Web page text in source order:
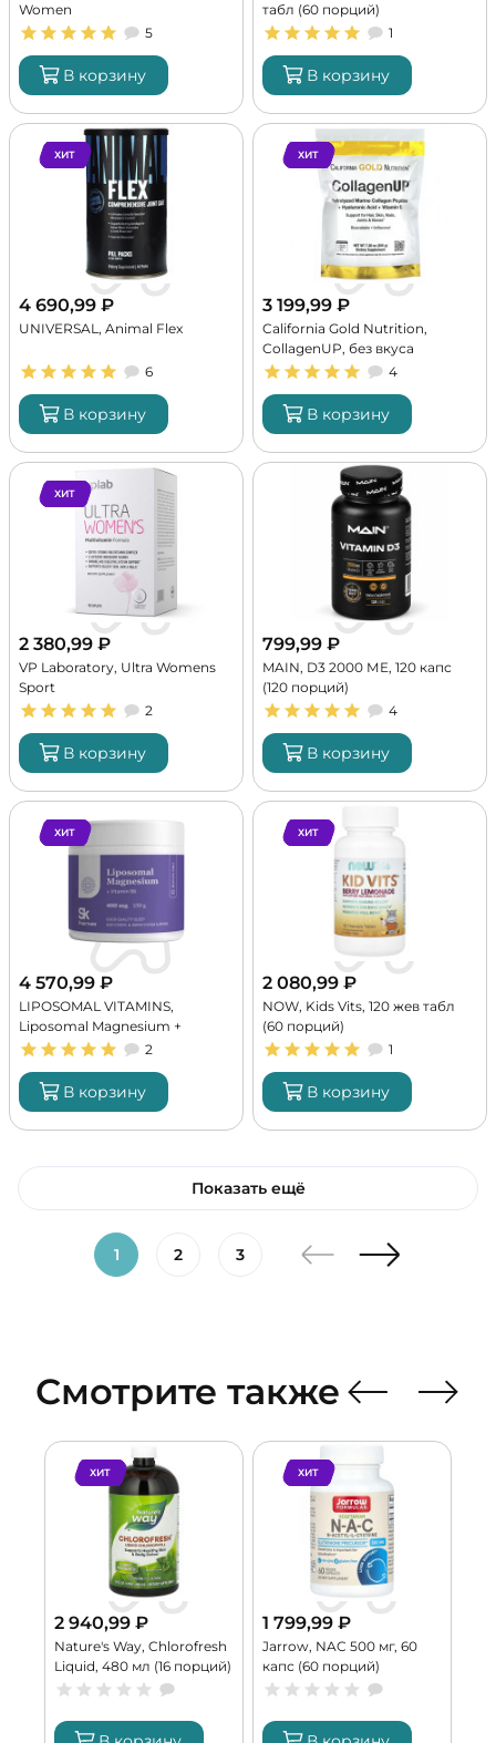
Women
5
В корзину
табл (60 порций)
1
В корзину
ХИТ
4 690,99 ₽
UNIVERSAL, Animal Flex
6
В корзину
ХИТ
3 199,99 ₽
California Gold Nutrition,
CollagenUP, без вкуса
4
В корзину
ХИТ
2 380,99 ₽
VP Laboratory, Ultra Womens
Sport
2
В корзину
799,99 ₽
MAIN, D3 2000 МЕ, 120 капс
(120 порций)
4
В корзину
ХИТ
4 570,99 ₽
LIPOSOMAL VITAMINS,
Liposomal Magnesium +
Vitamin B6, 150 г (30 порций)
2
В корзину
ХИТ
2 080,99 ₽
NOW, Kids Vits, 120 жев табл
(60 порций)
1
В корзину
Показать ещё
1 2 3
Смотрите также
ХИТ
2 940,99 ₽
Nature's Way, Chlorofresh
Liquid, 480 мл (16 порций)
ХИТ
1 799,99 ₽
Jarrow, NAC 500 мг, 60
капс (60 порций)